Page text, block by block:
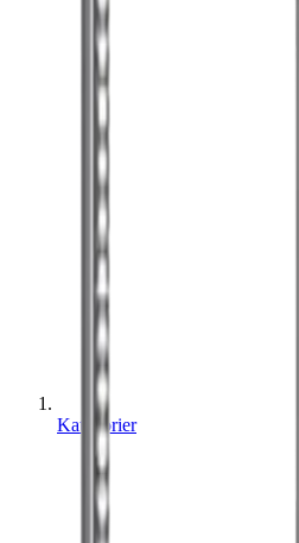
Kategorier